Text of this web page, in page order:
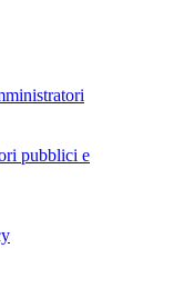
pubblici e